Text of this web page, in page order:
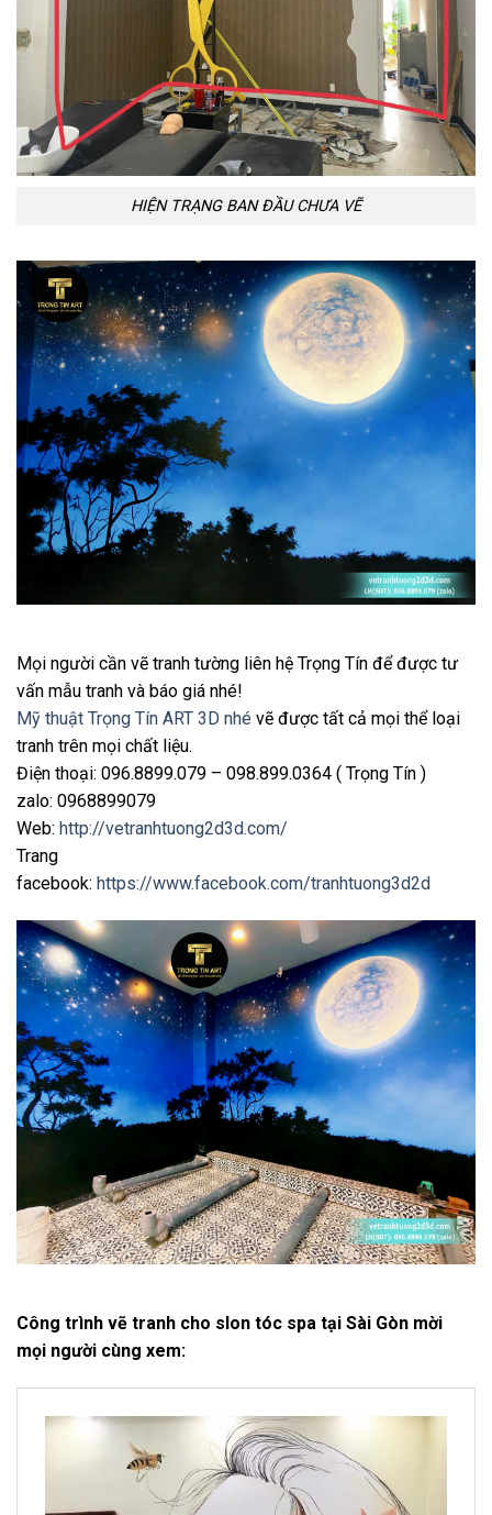
HIỆN TRẠNG BAN ĐẦU CHƯA VẼ
Mọi người cần vẽ tranh tường liên hệ Trọng Tín để được tư
vấn mẫu tranh và báo giá nhé!
Mỹ thuật Trọng Tín ART 3D nhé vẽ được tất cả mọi thể loại
tranh trên mọi chất liệu.
Điện thoại: 096.8899.079 – 098.899.0364 ( Trọng Tín )
zalo: 0968899079
Web: http://vetranhtuong2d3d.com/
Trang
facebook: https://www.facebook.com/tranhtuong3d2d
Công trình vẽ tranh cho slon tóc spa tại Sài Gòn mời
mọi người cùng xem: